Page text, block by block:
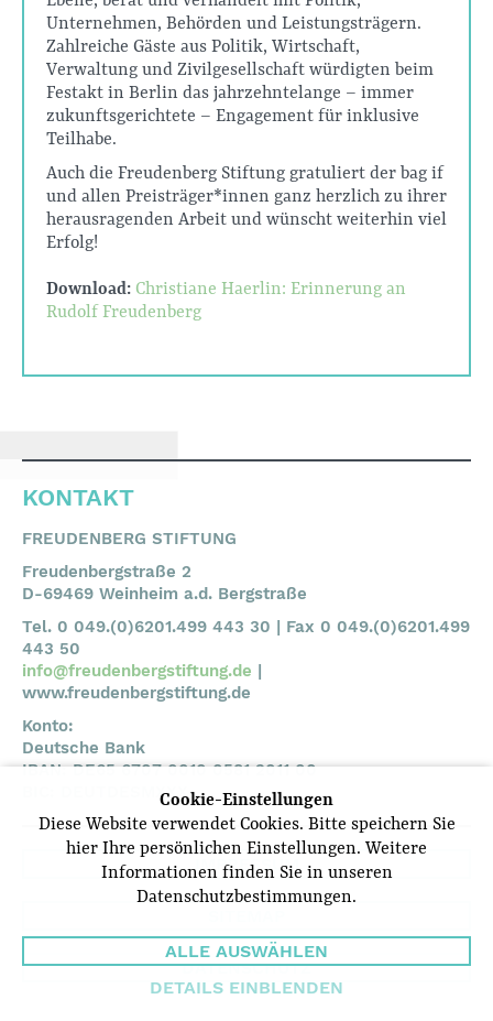
Cookie-Einstellungen
Diese Website verwendet Cookies. Bitte speichern Sie
hier Ihre persönlichen Einstellungen. Weitere
Informationen finden Sie in unseren
Datenschutzbestimmungen.
ALLE AUSWÄHLEN
DETAILS EINBLENDEN
Unternehmen, Behörden und Leistungsträgern.
Zahlreiche Gäste aus Politik, Wirtschaft,
Verwaltung und Zivilgesellschaft würdigten beim
Festakt in Berlin das jahrzehntelange – immer
zukunftsgerichtete – Engagement für inklusive
Teilhabe.
Auch die Freudenberg Stiftung gratuliert der bag if
und allen Preisträger*innen ganz herzlich zu ihrer
herausragenden Arbeit und wünscht weiterhin viel
Erfolg!
Download: Christiane Haerlin: Erinnerung an
Rudolf Freudenberg
KONTAKT
FREUDENBERG STIFTUNG
Freudenbergstraße 2
D-69469 Weinheim a.d. Bergstraße
Tel. 0 049.(0)6201.499 443 30 | Fax 0 049.(0)6201.499
443 50
info@freudenbergstiftung.de |
www.freudenbergstiftung.de
Konto:
Deutsche Bank
IBAN: DE65 6707 0010 0581 2011 00
BIC: DEUTDESMXXX
IMPRESSUM
DATENSCHUTZ